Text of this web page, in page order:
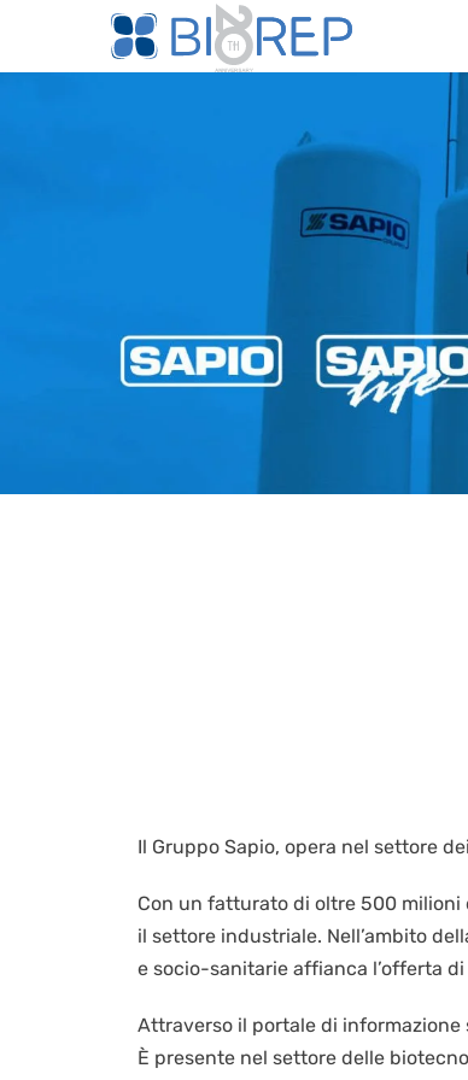
Il Gruppo Sapio, opera nel settore
Con un fatturato di oltre 500 milioni
il settore industriale. Nell’ambito
e socio-sanitarie affianca l’offerta
Attraverso il portale di
È presente nel settore delle